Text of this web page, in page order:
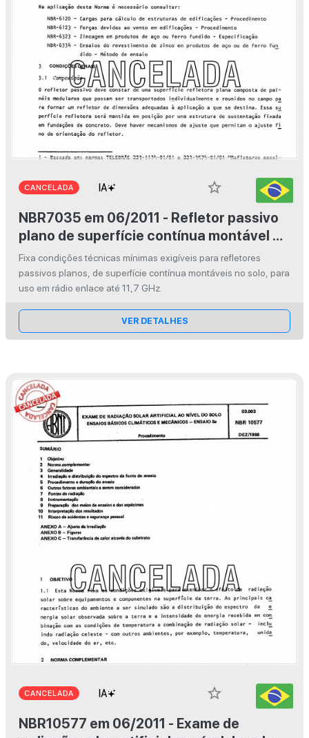
CANCELADA
star_border
NBR7035 em 06/2011 - Refletor passivo
plano de superfície contínua montável no
solo para rádio enlace até 11,7 GHz
Fixa condições técnicas mínimas exigíveis para refletores
passivos planos, de superfície contínua montáveis no solo, para
uso em rádio enlace até 11,7 GHz.
VER DETALHES
CANCELADA
star_border
NBR10577 em 06/2011 - Exame de